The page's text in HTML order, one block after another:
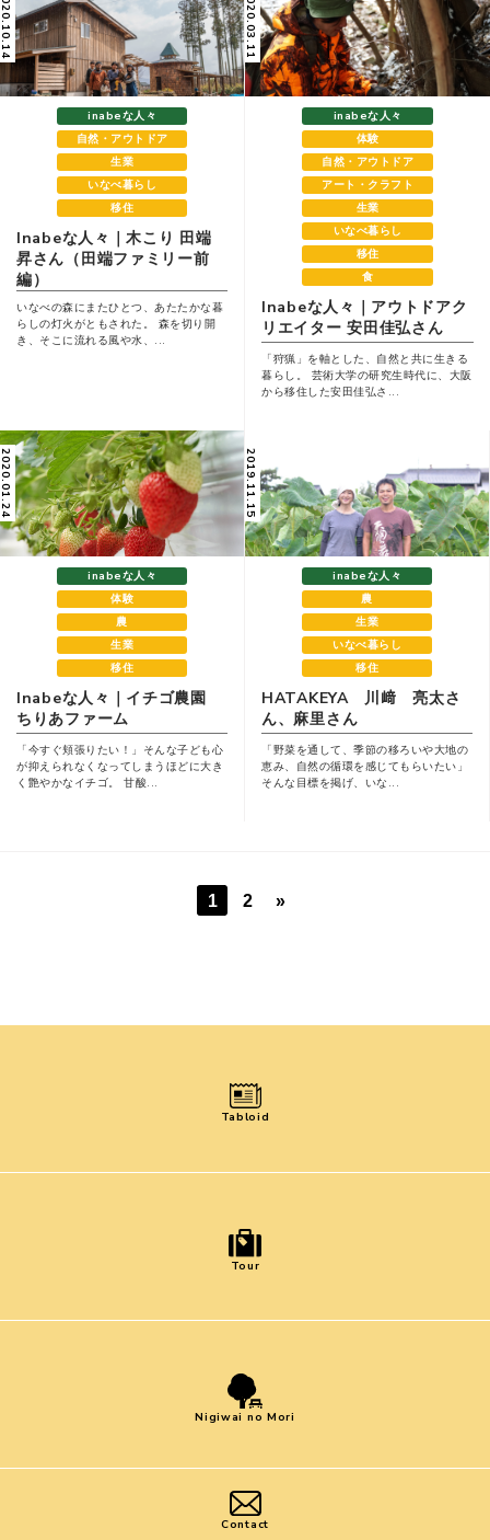
inabeな人々
自然・アウトドア
生業
いなべ暮らし
移住
Inabeな人々｜木こり 田端
昇さん（田端ファミリー前
編）
いなべの森にまたひとつ、あたたかな暮
らしの灯火がともされた。 森を切り開
き、そこに流れる風や水、...
2020.03.11
inabeな人々
体験
自然・アウトドア
アート・クラフト
生業
いなべ暮らし
移住
食
Inabeな人々｜アウトドアク
リエイター 安⽥佳弘さん
「狩猟」を軸とした、⾃然と共に⽣きる
暮らし。 芸術⼤学の研究⽣時代に、⼤阪
から移住した安⽥佳弘さ...
inabeな人々
体験
農
生業
移住
Inabeな人々｜イチゴ農園
ちりあファーム
「今すぐ頬張りたい！」そんな子ども心
が抑えられなくなってしまうほどに大き
く艶やかなイチゴ。 甘酸...
2019.11.15
inabeな人々
農
生業
いなべ暮らし
移住
HATAKEYA 川﨑 亮太さ
ん、麻里さん
「野菜を通して、季節の移ろいや大地の
恵み、自然の循環を感じてもらいたい」
そんな目標を掲げ、いな...
1 2 »
Tabloid
Tour
Nigiwai no Mori
Contact